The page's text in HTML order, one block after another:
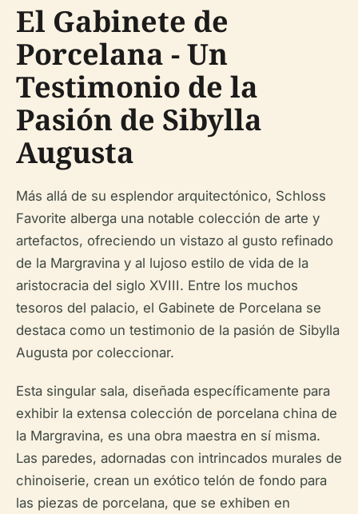
El Gabinete de
Porcelana - Un
Testimonio de la
Pasión de Sibylla
Augusta
Más allá de su esplendor arquitectónico, Schloss
Favorite alberga una notable colección de arte y
artefactos, ofreciendo un vistazo al gusto refinado
de la Margravina y al lujoso estilo de vida de la
aristocracia del siglo XVIII. Entre los muchos
tesoros del palacio, el Gabinete de Porcelana se
destaca como un testimonio de la pasión de Sibylla
Augusta por coleccionar.
Esta singular sala, diseñada específicamente para
exhibir la extensa colección de porcelana china de
la Margravina, es una obra maestra en sí misma.
Las paredes, adornadas con intrincados murales de
chinoiserie, crean un exótico telón de fondo para
las piezas de porcelana, que se exhiben en